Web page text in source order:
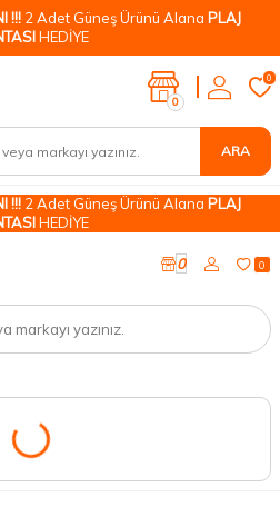
!!! 2 Adet Güneş Ürünü Alana PLAJ
HEDİYE
ARA
0
0
!!! 2 Adet Güneş Ürünü Alana PLAJ
HEDİYE
0 0